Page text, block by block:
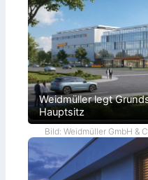
Weidmüller legt
Hauptsitz
Bild: Weidmüller GmbH &